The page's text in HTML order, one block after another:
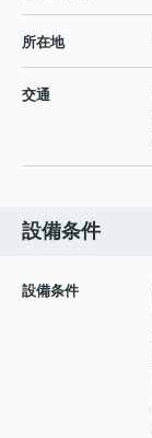
所在地
交通
設備条件
設備条件